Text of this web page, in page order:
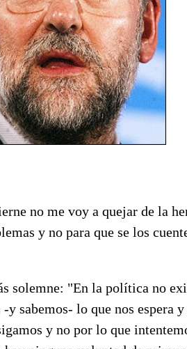
no me voy a quejar de la
y no para que se los
solemne: "En la política no
sabemos- lo que nos espera
y no por lo que